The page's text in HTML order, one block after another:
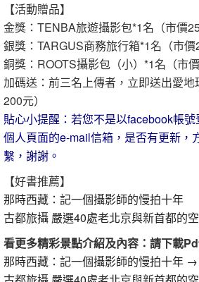
【活動贈品】
金獎：TENBA旅遊攝影包*1名（市價
銀獎：TARGUS商務旅行箱*1名（市價
銅獎：ROOTS攝影包（小）*1名（市價
加碼送：前三名上傳者，立即送出愛
200元）
貼心小提醒：若您不是以facebook帳
個人頁面的e-mail信箱，是否有更新，
繫，謝謝。
【好書推薦】
那時西藏：記一個攝影師的慢拍十年
古都旅攝 嚴選40處老北京與新首都的
看更多精彩景點介紹及內容：請下載
那時西藏：記一個攝影師的慢拍十年